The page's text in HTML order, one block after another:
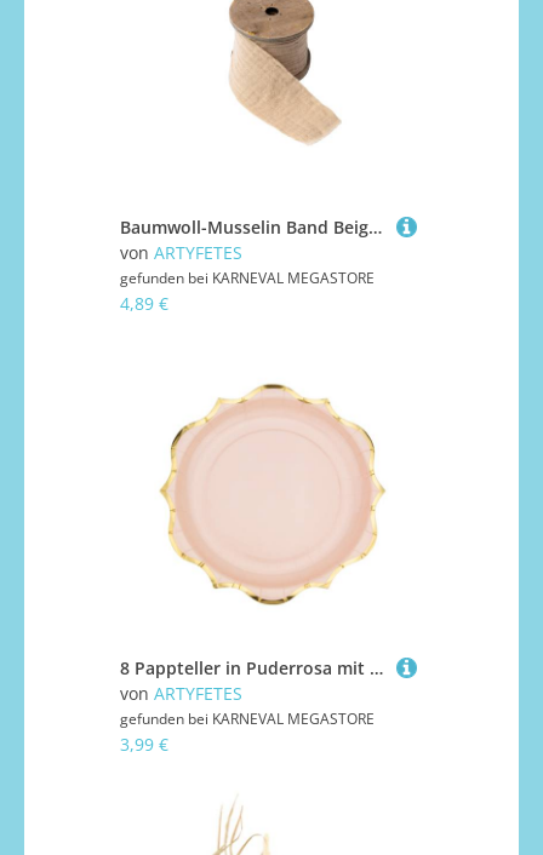
Baumwoll-Musselin Band Beige 4,5 cm x 3 m Boho-Stil
von ARTYFETES
gefunden bei KARNEVAL MEGASTORE
4,89 €
8 Pappteller in Puderrosa mit Goldrand 23 cm
von ARTYFETES
gefunden bei KARNEVAL MEGASTORE
3,99 €